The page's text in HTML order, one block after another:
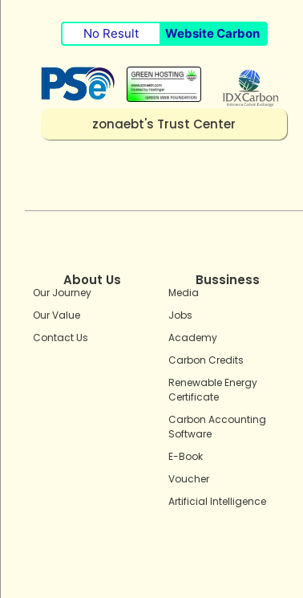
No Result Website Carbon
zonaebt's Trust Center
About Us
Our Journey
Our Value
Contact Us
Bussiness
Media
Jobs
Academy
Carbon Credits
Renewable Energy
Certificate
Carbon Accounting
Software
E-Book
Voucher
Artificial Intelligence